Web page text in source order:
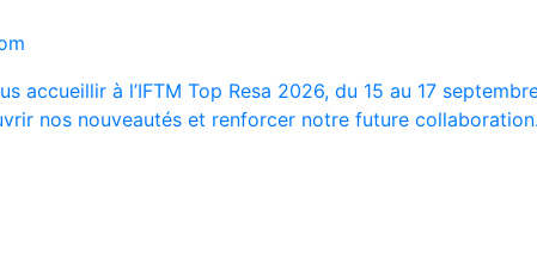
accueillir à l’IFTM Top Resa 2026, du 15 au 17
nos nouveautés et renforcer notre future collaboration.